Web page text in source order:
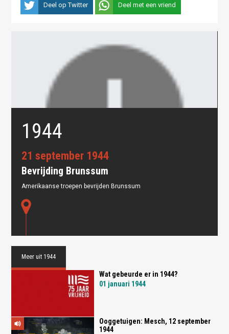
Deel op Twitter Deel met een vriend
JavaScript console for technical details.
1944
21 september 1944
Bevrijding Brunssum
Amerikaanse troepen bevrijden Brunssum
Meer uit 1944
Wat gebeurde er in 1944?
01 januari 1944
Ooggetuigen: Mesch, 12 september
1944